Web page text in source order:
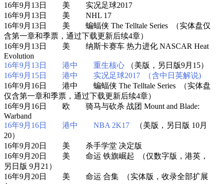
16年9月13日 美 实况足球2017
16年9月13日 美 NHL 17
16年9月13日 美 蝙蝠侠 The Telltale Series （实体盘仅
含第一章和季票，通过下载更新后续4章）
16年9月13日 美 纳斯卡赛车 热力进化 NASCAR Heat
Evolution
16年9月13日 港中 重生核心 （美版，另日版9月15）
16年9月15日 港中 实况足球2017 （含中日英解说)
16年9月16日 港中 蝙蝠侠 The Telltale Series （实体盘
仅含第一章和季票，通过下载更新后续4章）
16年9月16日 欧 骑马与砍杀 战团 Mount and Blade:
Warband
16年9月16日 港中 NBA 2K17 （美版，另日版 10月
20）
16年9月20日 美 杀手学堂 决定版
16年9月20日 美 命运 铁旗崛起 （仅数字版，港英，
另日版 9月21）
16年9月20日 美 命运 合集 （实体版，收录全部扩展